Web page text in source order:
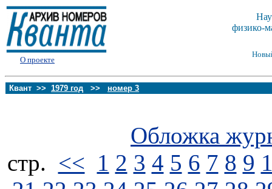
О проекте
физико-
Квант >> 1979 год >> номер 3
Обложка
стp. << 1 2 3 4 5 6 7 8 9